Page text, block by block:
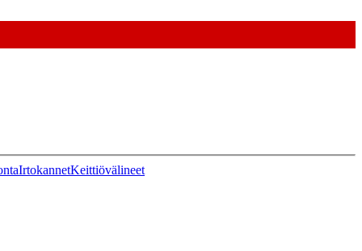
IrtokannetKeittiövälineet